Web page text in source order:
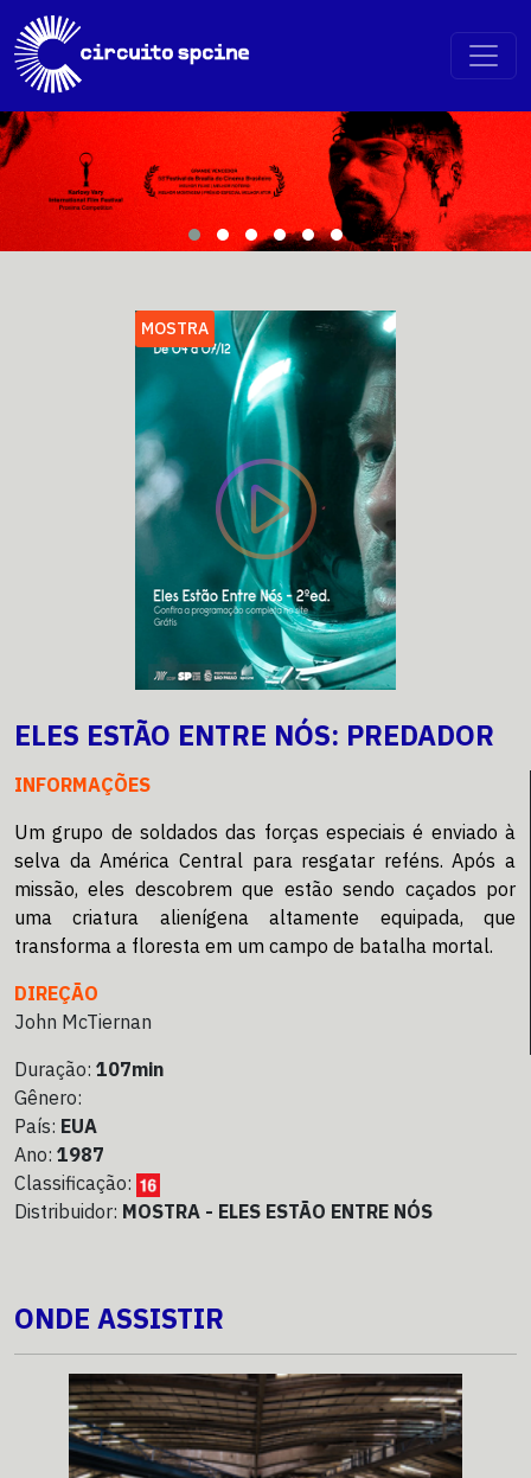
MOSTRA
ELES ESTÃO ENTRE NÓS: PREDADOR
INFORMAÇÕES
Um grupo de soldados das forças especiais é enviado à
selva da América Central para resgatar reféns. Após a
missão, eles descobrem que estão sendo caçados por
uma criatura alienígena altamente equipada, que
transforma a floresta em um campo de batalha mortal.
DIREÇÃO
John McTiernan
Duração: 107min
Gênero:
País: EUA
Ano: 1987
Classificação:
Distribuidor: MOSTRA - ELES ESTÃO ENTRE NÓS
ONDE ASSISTIR